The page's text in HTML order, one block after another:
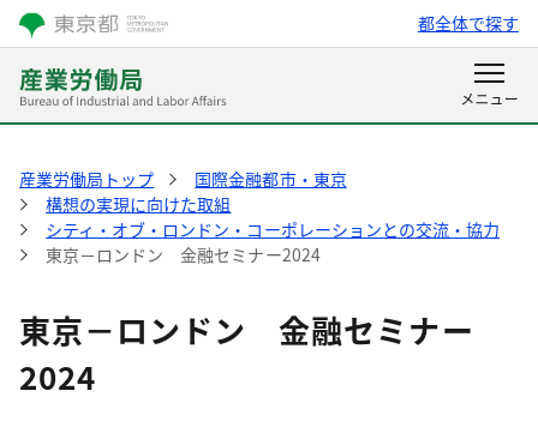
都全体で探す
産業労働局トップ
国際金融都市・東京
構想の実現に向けた取組
シティ・オブ・ロンドン・コーポレーションとの交流・協力
東京－ロンドン 金融セミナー2024
東京－ロンドン 金融セミナー
2024